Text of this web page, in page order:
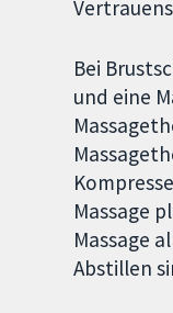
Bei
und eine
Massage
Massage
Abstillen